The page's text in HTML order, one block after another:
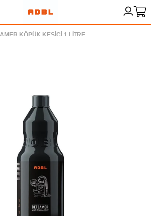
KÖPÜK KESİCİ 1 LİTRE